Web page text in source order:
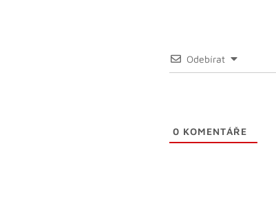
Odebírat
0 KOMENTÁŘE